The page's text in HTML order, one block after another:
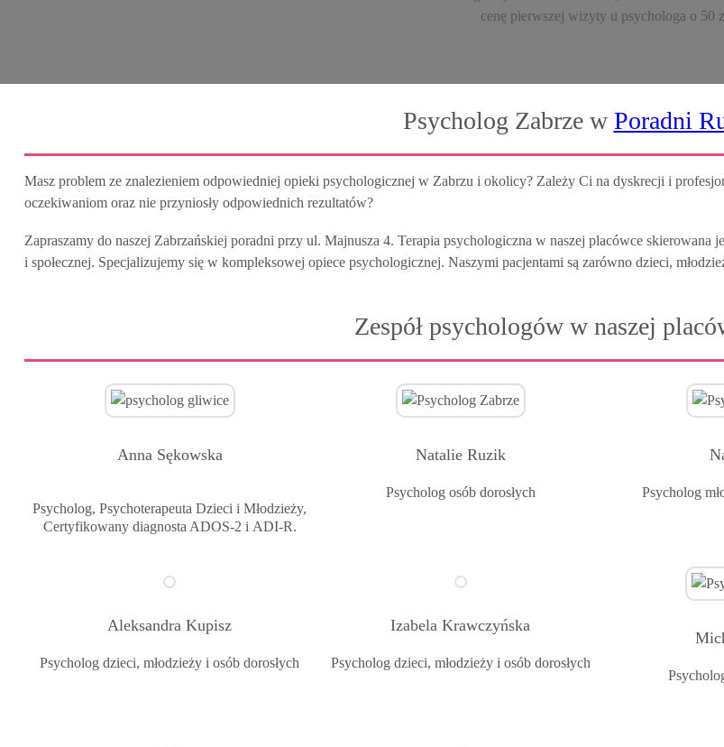
cenę pierwszej wizyty u psychologa o 50
Psycholog Zabrze w Poradni
Masz problem ze znalezieniem odpowiedniej opieki psychologicznej w Zabrzu i okolicy? Zależy Ci na dyskrecji i
oczekiwaniom oraz nie przyniosły odpowiednich rezultatów?
Zapraszamy do naszej Zabrzańskiej poradni przy ul. Majnusza 4. Terapia psychologiczna w naszej placówce
i społecznej. Specjalizujemy się w kompleksowej opiece psychologicznej. Naszymi pacjentami są zarówno dzieci,
Zespół psychologów w naszej
Anna Sękowska
Psycholog, Psychoterapeuta Dzieci i Młodzieży,
Certyfikowany diagnosta ADOS-2 i ADI-R.
Natalie Ruzik
Psychologosób dorosłych Psycholog
Aleksandra Kupisz
Psycholog dzieci, młodzieży i osób dorosłych
Izabela Krawczyńska
Psychologdzieci, młodzieży i osób dorosłych